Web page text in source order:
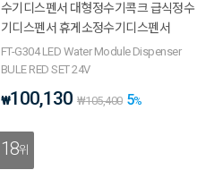
수기디스펜서 대형정수기콕크 급식정수
기디스펜서 휴게소정수기디스펜서
FT-G304 LED Water Module Dispenser
BULE RED SET 24V
₩100,130 ₩105,400 5%
18위